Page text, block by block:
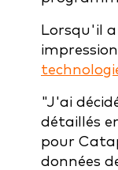
Lorsqu'il
"J'ai
détaillés
pour
données